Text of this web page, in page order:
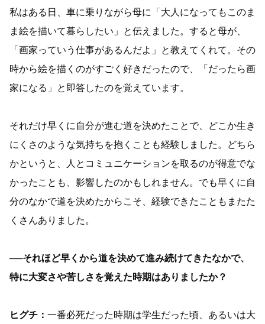
私はある日、車に乗りながら母に「大人になってもこのま
ま絵を描いて暮らしたい」と伝えました。すると母が、
「画家っていう仕事があるんだよ」と教えてくれて。その
時から絵を描くのがすごく好きだったので、「だったら画
家になる」と即答したのを覚えています。
それだけ早くに自分が進む道を決めたことで、どこか生き
にくさのような気持ちを抱くことも経験しました。どちら
かというと、人とコミュニケーションを取るのが得意でな
かったことも、影響したのかもしれません。でも早くに自
分のなかで道を決めたからこそ、経験できたこともまたた
くさんありました。
──それほど早くから道を決めて進み続けてきたなかで、
特に大変さや苦しさを覚えた時期はありましたか？
ヒグチ： 一番必死だった時期は学生だった頃、あるいは大